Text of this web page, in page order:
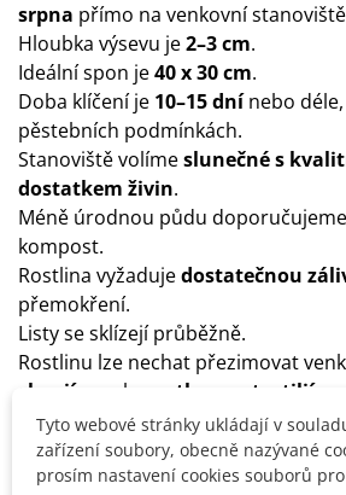
srpna přímo na venkovní
Hloubka výsevu je2–3 cm.
Ideální spon je40 x 30 cm.
Doba klíčení je 10–15 dnínebo déle,
pěstebních podmínkách.
Stanoviště volímeslunečnés
dostatkem živin.
Méně úrodnou půdu
kompost.
Rostlina vyžadujedostatečnou
přemokření.
Listy se sklízejí průběžně.
Rostlinu lze nechat přezimovat
chvojím
nebo netkanou textilií.
Detaily produktu
Tyto webové stránky ukládají v
zařízení soubory, obecně nazývané
prosím nastavení cookies souborů